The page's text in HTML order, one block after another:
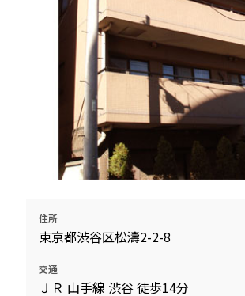
1.0ヶ月 1.0ヶ月
Studio25.65㎡
三井の賃貸 当社限定物件
お問合せ
5階５２６
1.0ヶ月
16階１６１７
313,000円10,000円
1.0ヶ月 1.0ヶ月
2LDK
三井の賃貸 専任物件
住所
東京都渋谷区松濤2-2-8
交通
ＪＲ 山手線 渋谷 徒歩14分